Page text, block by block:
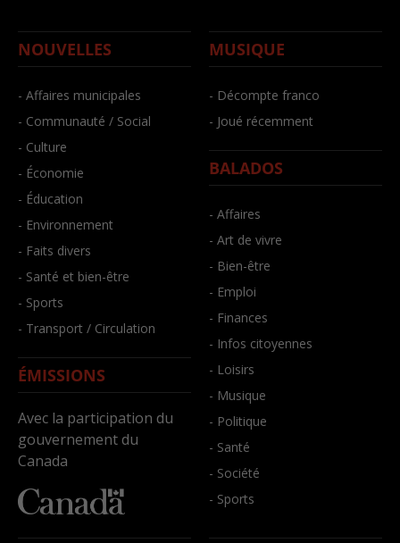
NOUVELLES
- Affaires municipales
- Communauté / Social
- Culture
- Économie
- Éducation
- Environnement
- Faits divers
- Santé et bien-être
- Sports
- Transport / Circulation
ÉMISSIONS
Avec la participation du
gouvernement du
Canada
MUSIQUE
- Décompte franco
- Joué récemment
BALADOS
- Affaires
- Art de vivre
- Bien-être
- Emploi
- Finances
- Infos citoyennes
- Loisirs
- Musique
- Politique
- Santé
- Société
- Sports